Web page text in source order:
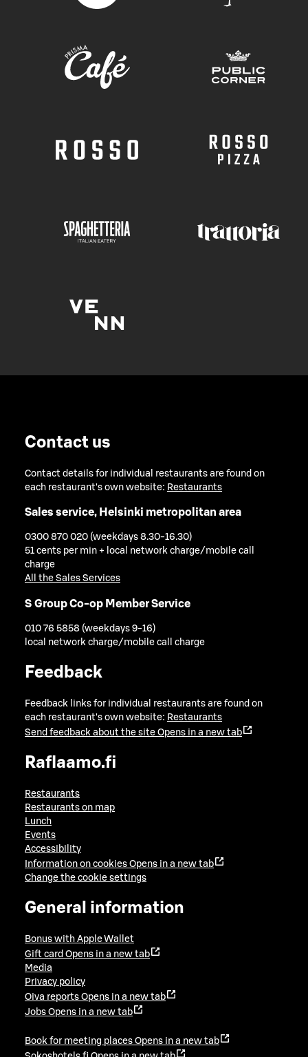
Contact us
Contact details for individual restaurants are found on
each restaurant's own website: Restaurants
Sales service, Helsinki metropolitan area
0300 870 020 (weekdays 8.30-16.30)
51 cents per min + local network charge/mobile call
charge
All the Sales Services
S Group Co-op Member Service
010 76 5858 (weekdays 9-16)
local network charge/mobile call charge
Feedback
Feedback links for individual restaurants are found on
each restaurant's own website: Restaurants
Send feedback about the site Opens in a new tab
Raflaamo.fi
Restaurants
Restaurants on map
Lunch
Events
Accessibility
Information on cookies Opens in a new tab
Change the cookie settings
General information
Bonus with Apple Wallet
Gift card Opens in a new tab
Media
Privacy policy
Oiva reports Opens in a new tab
Jobs Opens in a new tab
Book for meeting places Opens in a new tab